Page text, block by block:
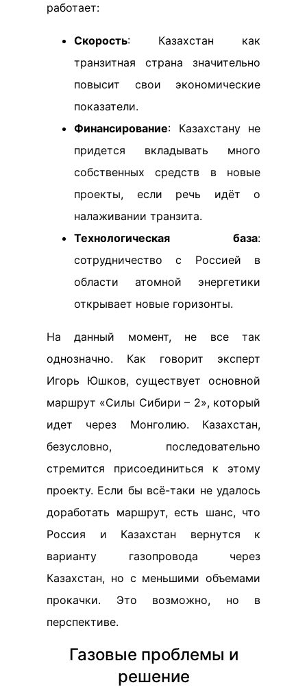
работает:
Скорость: Казахстан как
транзитная страна значительно
повысит свои экономические
показатели.
Финансирование: Казахстану не
придется вкладывать много
собственных средств в новые
проекты, если речь идёт о
налаживании транзита.
Технологическая база:
сотрудничество с Россией в
области атомной энергетики
открывает новые горизонты.
На данный момент, не все так
однозначно. Как говорит эксперт
Игорь Юшков, существует основной
маршрут «Силы Сибири – 2», который
идет через Монголию. Казахстан,
безусловно, последовательно
стремится присоединиться к этому
проекту. Если бы всё-таки не удалось
доработать маршрут, есть шанс, что
Россия и Казахстан вернутся к
варианту газопровода через
Казахстан, но с меньшими объемами
прокачки. Это возможно, но в
перспективе.
Газовые проблемы и
решение